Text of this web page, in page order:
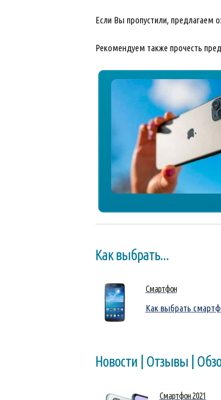
Если Вы пропустили,
Рекомендуем также прочесть
Как выбрать...
Смартфон
Как выбрать
Новости | Отзывы |
Смартфон 2021